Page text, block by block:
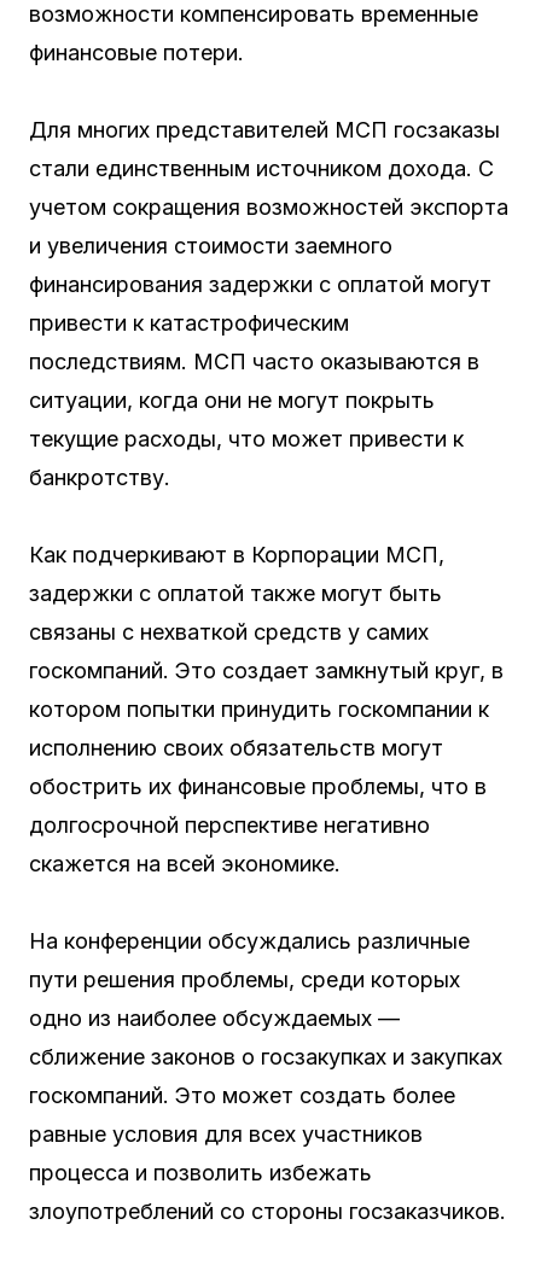
возможности компенсировать временные
финансовые потери.
Для многих представителей МСП госзаказы
стали единственным источником дохода. С
учетом сокращения возможностей экспорта
и увеличения стоимости заемного
финансирования задержки с оплатой могут
привести к катастрофическим
последствиям. МСП часто оказываются в
ситуации, когда они не могут покрыть
текущие расходы, что может привести к
банкротству.
Как подчеркивают в Корпорации МСП,
задержки с оплатой также могут быть
связаны с нехваткой средств у самих
госкомпаний. Это создает замкнутый круг, в
котором попытки принудить госкомпании к
исполнению своих обязательств могут
обострить их финансовые проблемы, что в
долгосрочной перспективе негативно
скажется на всей экономике.
На конференции обсуждались различные
пути решения проблемы, среди которых
одно из наиболее обсуждаемых —
сближение законов о госзакупках и закупках
госкомпаний. Это может создать более
равные условия для всех участников
процесса и позволить избежать
злоупотреблений со стороны госзаказчиков.